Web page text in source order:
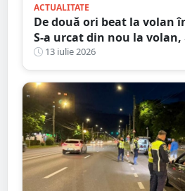
ACTUALITATE
De două ori beat la volan
S-a urcat din nou la
accident și ajunge la
13 iulie 2026